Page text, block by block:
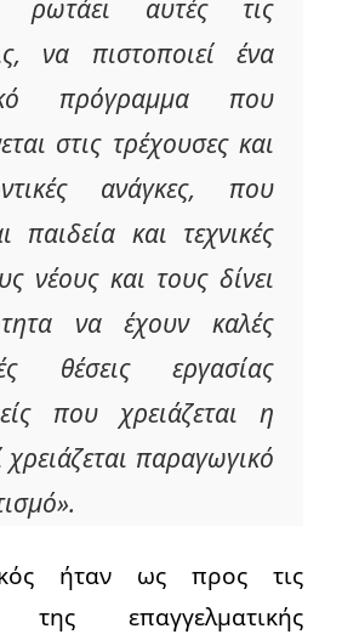
ρωτάει αυτές τις
να πιστοποιεί ένα
πρόγραμμα που
στις τρέχουσες και
ανάγκες, που
παιδεία και τεχνικές
νέους και τους δίνει
να έχουν καλές
θέσεις εργασίας
που χρειάζεται η
παραγωγικό
ήταν ως προς τις
της επαγγελματικής